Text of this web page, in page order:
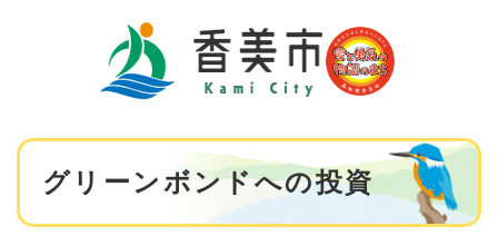
本
グリーンボンドへの投資